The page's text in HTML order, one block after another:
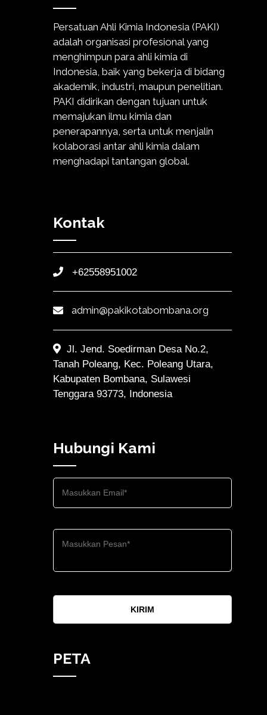
Persatuan Ahli Kimia Indonesia (PAKI)
adalah organisasi profesional yang
menghimpun para ahli kimia di
Indonesia, baik yang bekerja di bidang
akademik, industri, maupun penelitian.
PAKI didirikan dengan tujuan untuk
memajukan ilmu kimia dan
penerapannya, serta untuk menjalin
kolaborasi antar ahli kimia dalam
menghadapi tantangan global.
Kontak
+62558951002
admin@pakikotabombana.org
Jl. Jend. Soedirman Desa No.2,
Tanah Poleang, Kec. Poleang Utara,
Kabupaten Bombana, Sulawesi
Tenggara 93773, Indonesia
Hubungi Kami
KIRIM
PETA